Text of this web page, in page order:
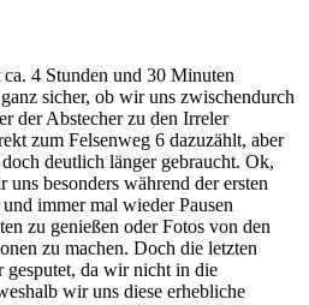
4 Stunden und 30 Minuten
sicher, ob wir uns zwischendurch
der Abstecher zu den Irreler
zum Felsenweg 6 dazuzählt, aber
deutlich länger gebraucht. Ok,
uns besonders während der ersten
immer mal wieder Pausen
zu genießen oder Fotos von den
zu machen. Doch die letzten
gesputet, da wir nicht in die
wir uns diese erhebliche